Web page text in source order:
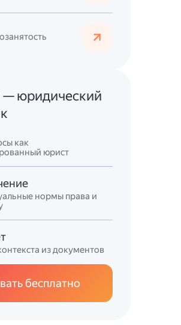
юридический
как
юрист
нормы права и
из документов
бесплатно